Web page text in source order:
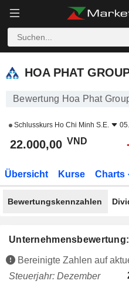
HOA PHAT GROUP
HOA PHAT
Bewertung Hoa Phat
Schlusskurs Ho Chi Minh S.E.
22.000,00 VND
Übersicht Kurse Charts
Bewertungskennzahlen
Bereinigte Zahlen auf
Steuerjahr: Dezember